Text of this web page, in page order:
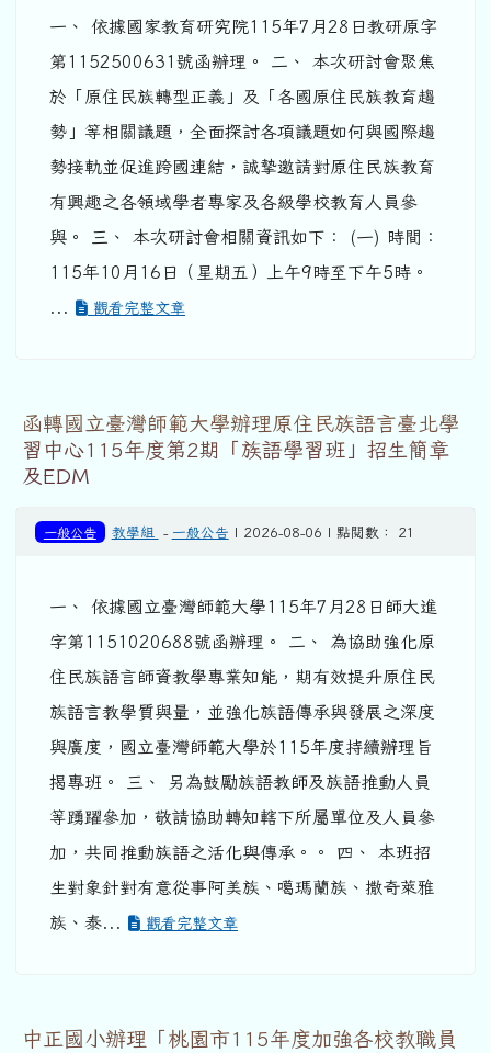
一、 依據國家教育研究院115年7月28日教研原字
第1152500631號函辦理。 二、 本次研討會聚焦
於「原住民族轉型正義」及「各國原住民族教育趨
勢」等相關議題，全面探討各項議題如何與國際趨
勢接軌並促進跨國連結，誠摯邀請對原住民族教育
有興趣之各領域學者專家及各級學校教育人員參
與。 三、 本次研討會相關資訊如下： (一) 時間：
115年10月16日（星期五）上午9時至下午5時。
觀看完整文章
函轉國立臺灣師範大學辦理原住民族語言臺北學
習中心115年度第2期「族語學習班」招生簡章
及EDM
一般公告 教學組 - 一般公告 | 2026-08-06 | 點閱數： 21
一、 依據國立臺灣師範大學115年7月28日師大進
字第1151020688號函辦理。 二、 為協助強化原
住民族語言師資教學專業知能，期有效提升原住民
族語言教學質與量，並強化族語傳承與發展之深度
與廣度，國立臺灣師範大學於115年度持續辦理旨
揭專班。 三、 另為鼓勵族語教師及族語推動人員
等踴躍參加，敬請協助轉知轄下所屬單位及人員參
加，共同推動族語之活化與傳承。。 四、 本班招
生對象針對有意從事阿美族、噶瑪蘭族、撒奇萊雅
族、泰...
觀看完整文章
中正國小辦理「桃園市115年度加強各校教職員